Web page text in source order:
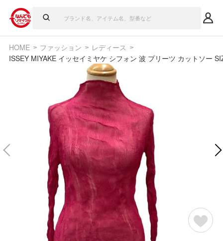
HOME ファッション
レディース
ISSEY MIYAKE イッセイミヤケ シフォン 波 プリーツ カットソー